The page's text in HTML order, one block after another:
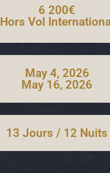
6 200€
Hors Vol
May 4, 2026
May 16, 2026
13 Jours / 12 Nuits